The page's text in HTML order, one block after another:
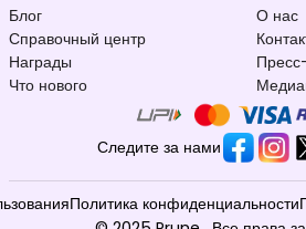
Блог
Справочный центр
Награды
Что нового
О нас
Следите за нами
Политика конфиденциальности